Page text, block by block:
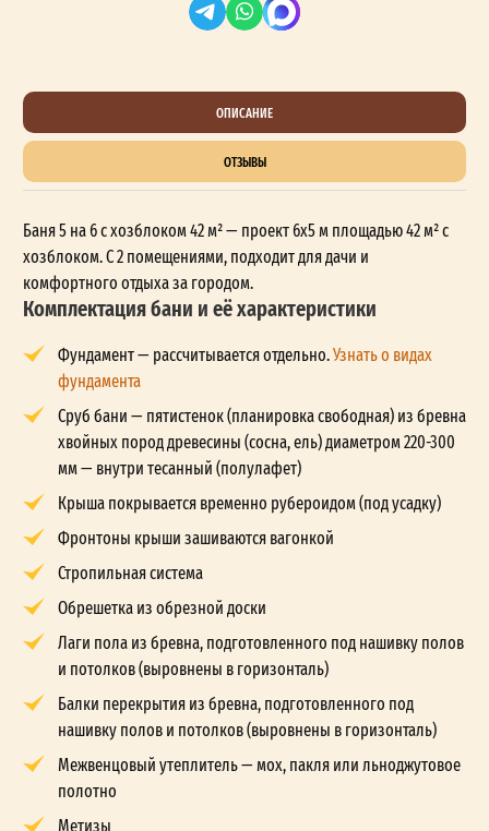
ОПИСАНИЕ
ОТЗЫВЫ
Баня 5 на 6 с хозблоком 42 м² — проект 6x5 м площадью 42 м² с
хозблоком. С 2 помещениями, подходит для дачи и
комфортного отдыха за городом.
Комплектация бани и её характеристики
Фундамент — рассчитывается отдельно.Узнать о видах
фундамента
Сруб бани — пятистенок (планировка свободная) из бревна
хвойных пород древесины (сосна, ель) диаметром 220-300
мм — внутри тесанный (полулафет)
Крыша покрывается временно рубероидом (под усадку)
Фронтоны крыши зашиваются вагонкой
Стропильная система
Обрешетка из обрезной доски
Лаги пола из бревна, подготовленного под нашивку полов
и потолков (выровнены в горизонталь)
Балки перекрытия из бревна, подготовленного под
нашивку полов и потолков (выровнены в горизонталь)
Межвенцовый утеплитель — мох, пакля или льноджутовое
полотно
Метизы